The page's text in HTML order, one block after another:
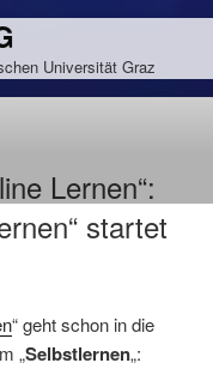
Universität Graz
Lernen“:
startet
“ geht schon in die
„Selbstlernen„: